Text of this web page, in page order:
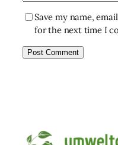
Save my name,
for the next time I